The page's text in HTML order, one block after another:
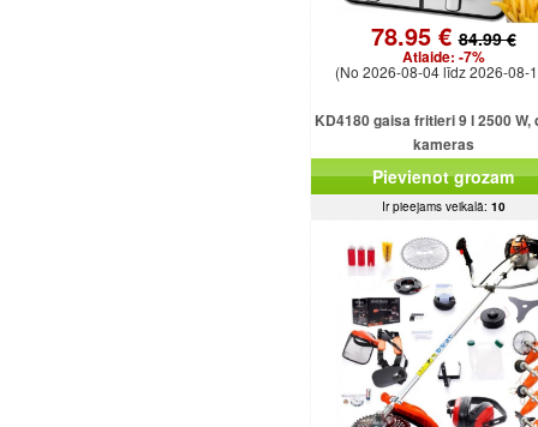
78.95 €84.99 €
Atlaide: -7%
(No 2026-08-04 līdz 2026-08-
KD4180 gaisa fritieri 9 l 2500 W,
kameras
Pievienot grozam
Ir pieejams veikalā: 10